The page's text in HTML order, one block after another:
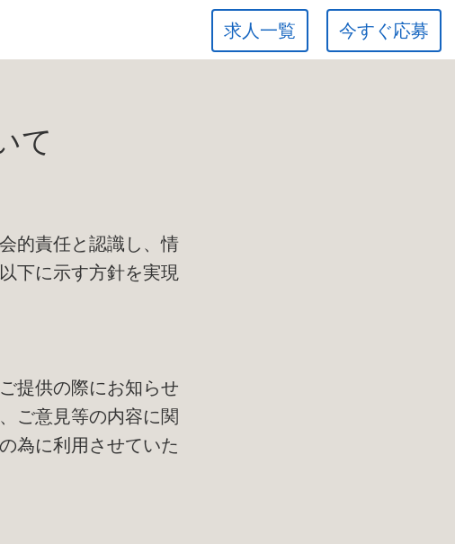
今すぐ応募
求人一覧
て
的責任と認識し、情
下に示す方針を実現
提供の際にお知らせ
ご意見等の内容に関
為に利用させていた